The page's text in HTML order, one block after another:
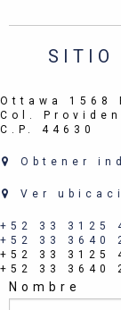
SITIO
Ottawa 1568
Col.
C.P. 44630
Obtener
Ver
+52 33 3125
+52 33 3640
+52 33 3125
+52 33 3640
Nombre